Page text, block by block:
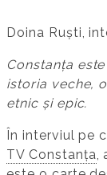
Doina Ruști,
Constanța
istoria veche,
etnic și epic.
În interviul pe
TV Constanța,